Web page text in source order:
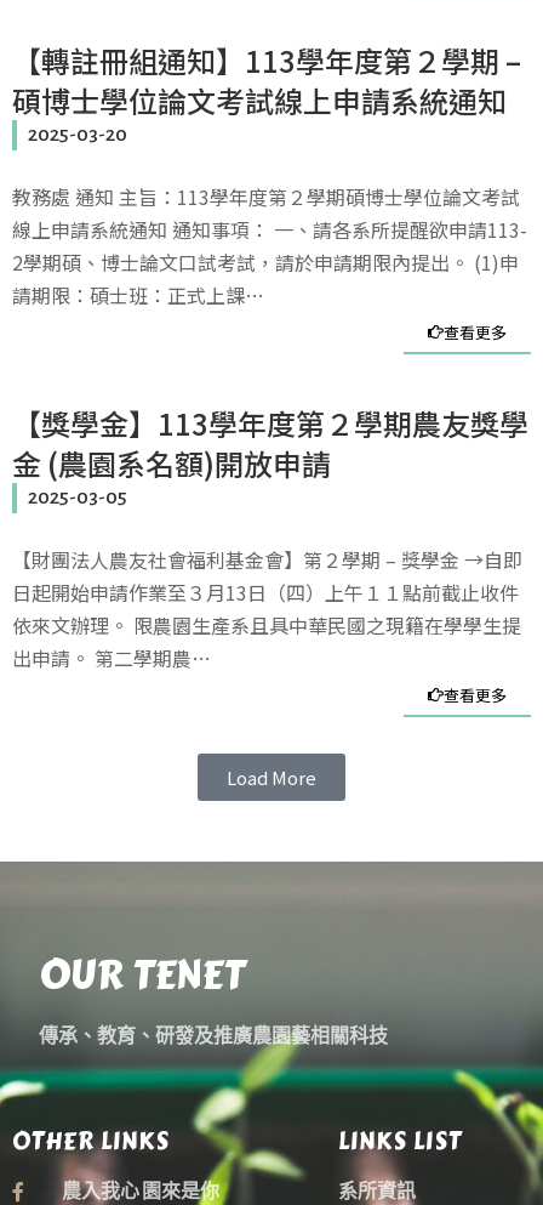
【轉註冊組通知】113學年度第２學期 –
碩博士學位論文考試線上申請系統通知
2025-03-20
教務處 通知 主旨：113學年度第２學期碩博士學位論文考試
線上申請系統通知 通知事項： 一、請各系所提醒欲申請113-
2學期碩、博士論文口試考試，請於申請期限內提出。 (1)申
請期限：碩士班：正式上課…
查看更多
【獎學金】113學年度第２學期農友獎學
金 (農園系名額)開放申請
2025-03-05
【財團法人農友社會福利基金會】第２學期 – 獎學金 →自即
日起開始申請作業至３月13日（四）上午１１點前截止收件
依來文辦理。 限農園生產系且具中華民國之現籍在學學生提
出申請。 第二學期農…
查看更多
Load More
LINKS LIST
系所資訊
OTHER LINKS
農入我心 園來是你
OUR TENET
傳承、教育、研發及推廣農園藝相關科技